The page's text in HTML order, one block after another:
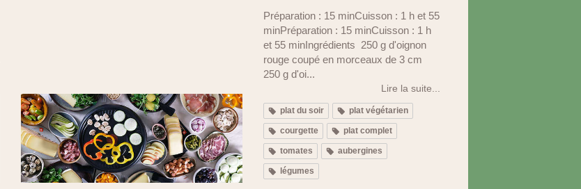
Préparation : 15 minCuisson : 1 h et 55
minPréparation : 15 minCuisson : 1 h
et 55 minIngrédients 250 g d'oignon
rouge coupé en morceaux de 3 cm
250 g d'oi...
Lire la suite...
plat du soir plat végétarien
courgette plat complet
tomates aubergines
légumes